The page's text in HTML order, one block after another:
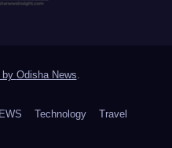
by Odisha News
Technology Travel